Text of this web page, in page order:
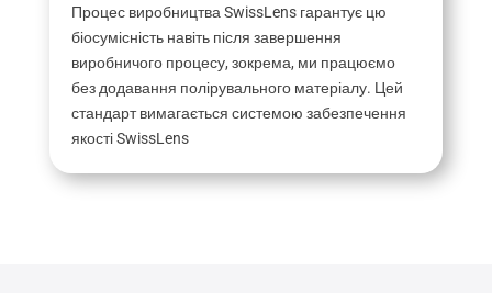
Процес виробництва SwissLens гарантує цю
біосумісність навіть після завершення
виробничого процесу, зокрема, ми працюємо
без додавання полірувального матеріалу. Цей
стандарт вимагається системою забезпечення
якості SwissLens